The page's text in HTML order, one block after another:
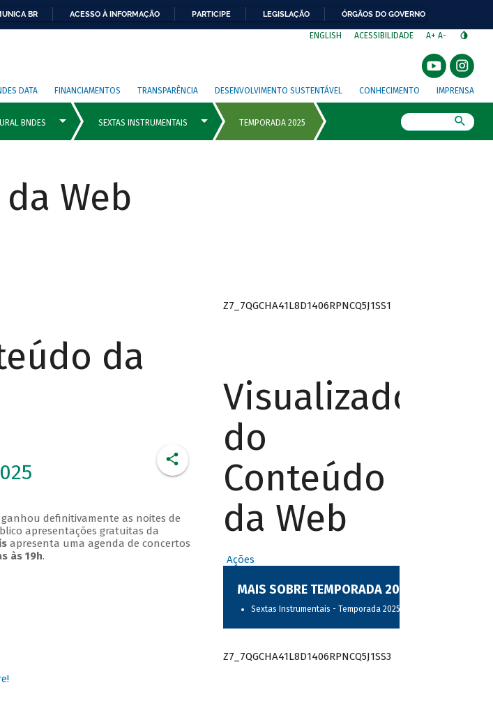
BR ACESSO À INFORMAÇÃO PARTICIPE LEGISLAÇÃO ÓRGÃOS DO GOVERNO
ENGLISH ACESSIBILIDADE A+ A-
DATA FINANCIAMENTOS TRANSPARÊNCIA DESENVOLVIMENTO SUSTENTÁVEL CONHECIMENTO IMPRENSA
Web
da
ganhou definitivamente as noites de
apresentações gratuitas da
apresenta uma agenda de concertos
às 19h.
Z7_7QGCHA41L8D1406RPNCQ5J1SS1
Visualizador
do
Conteúdo
da Web
Ações
MAIS SOBRE TEMPORADA 2025
Sextas Instrumentais - Temporada 2025
Z7_7QGCHA41L8D1406RPNCQ5J1SS3